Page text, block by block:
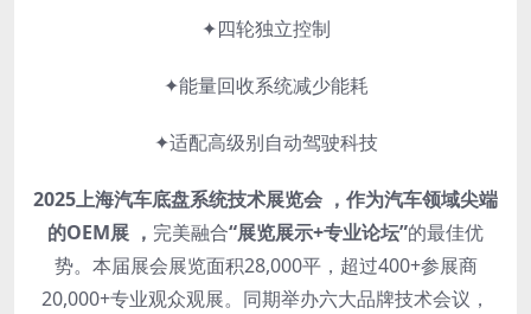
✦四轮独立控制
✦能量回收系统减少能耗
✦适配高级别自动驾驶科技
2025上海汽车底盘系统技术展览会 ，作为汽车领域尖端
的OEM展 ， 完美融合“展览展示+专业论坛”的最佳优
势。本届展会展览面积28,000平，超过400+参展商
20,000+专业观众观展。同期举办六大品牌技术会议，